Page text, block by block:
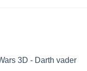
3D - Darth vader